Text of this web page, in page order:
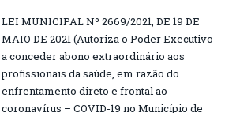
LEI MUNICIPAL Nº 2669/2021, DE 19 DE
MAIO DE 2021 (Autoriza o Poder Executivo
a conceder abono extraordinário aos
profissionais da saúde, em razão do
enfrentamento direto e frontal ao
coronavírus – COVID-19 no Município de